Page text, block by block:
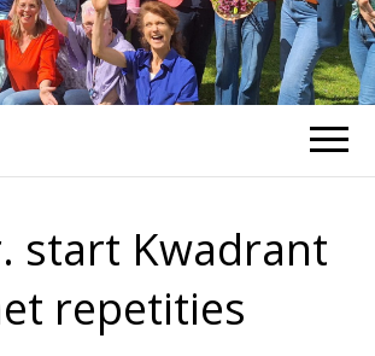
start Kwadrant
repetities